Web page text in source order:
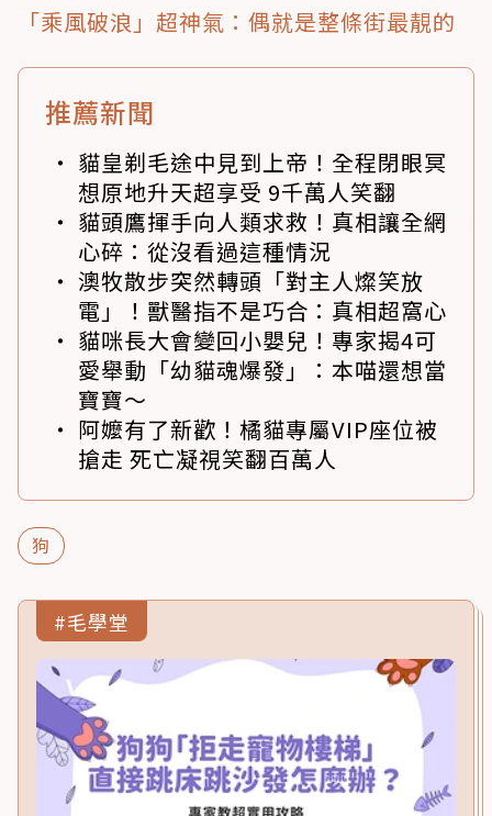
「乘風破浪」超神氣：偶就是整條街最靚的
推薦新聞
貓皇剃毛途中見到上帝！全程閉眼冥
想原地升天超享受 9千萬人笑翻
貓頭鷹揮手向人類求救！真相讓全網
心碎：從沒看過這種情況
澳牧散步突然轉頭「對主人燦笑放
電」！獸醫指不是巧合：真相超窩心
貓咪長大會變回小嬰兒！專家揭4可
愛舉動「幼貓魂爆發」：本喵還想當
寶寶～
阿嬤有了新歡！橘貓專屬VIP座位被
搶走 死亡凝視笑翻百萬人
狗
#毛學堂